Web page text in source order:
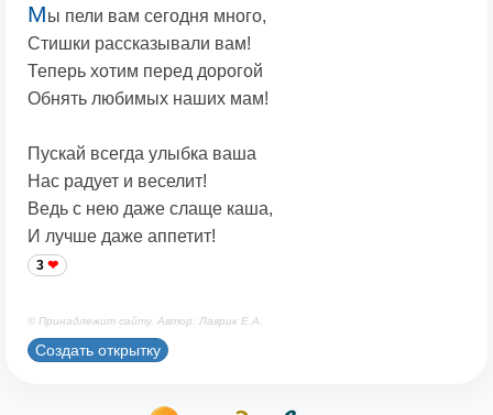
Мы пели вам сегодня много,
Стишки рассказывали вам!
Теперь хотим перед дорогой
Обнять любимых наших мам!
Пускай всегда улыбка ваша
Нас радует и веселит!
Ведь с нею даже слаще каша,
И лучше даже аппетит!
3
© Принадлежит сайту. Автор: Лаврик Е.А.
Создать открытку